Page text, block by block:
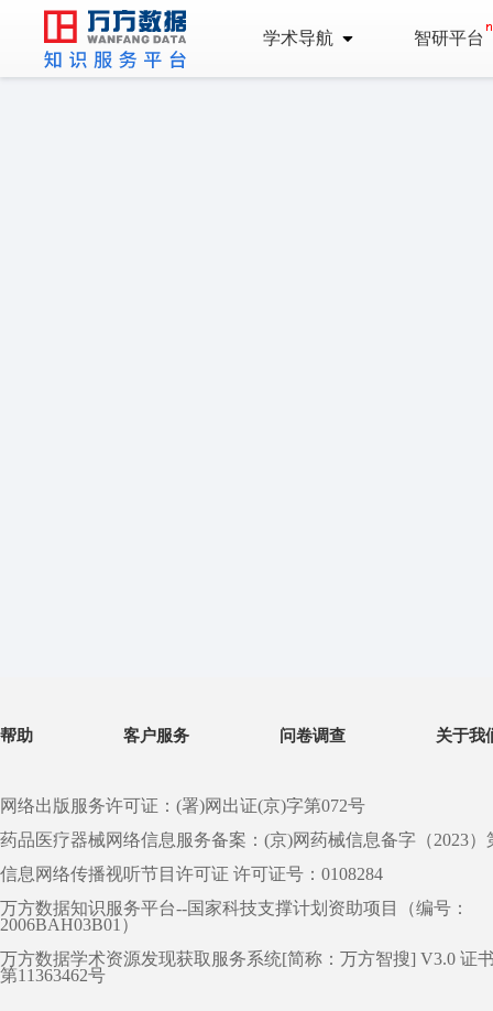
学术导航 智研平台
帮助 客户服务 问卷调查 关于我
网络出版服务许可证：(署)网出证(京)字第072号
药品医疗器械网络信息服务备案：(京)网药械信息备字（2023）
信息网络传播视听节目许可证 许可证号：0108284
万方数据知识服务平台--国家科技支撑计划资助项目（编号：
2006BAH03B01）
万方数据学术资源发现获取服务系统[简称：万方智搜] V3.0 证
第11363462号